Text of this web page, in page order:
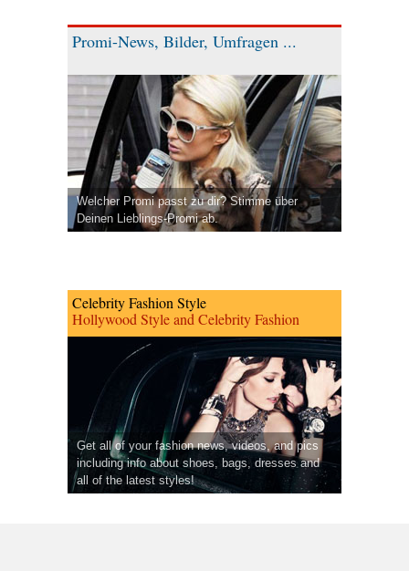
Promi-News, Bilder, Umfragen ...
Welcher Promi passt zu dir? Stimme über
Deinen Lieblings-Promi ab.
Celebrity Fashion Style
Hollywood Style and Celebrity Fashion
Get all of your fashion news, videos, and pics
including info about shoes, bags, dresses and
all of the latest styles!